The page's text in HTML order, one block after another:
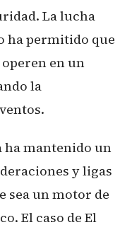
La lucha
ha permitido que
en un
la
ha mantenido un
y ligas
sea un motor de
El caso de El